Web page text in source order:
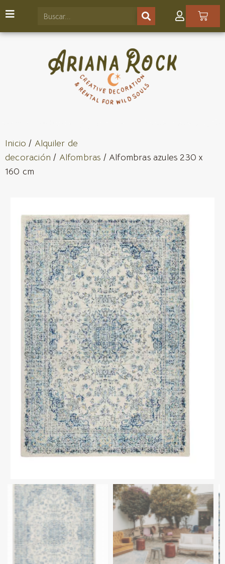
Inicio / Alquiler de
decoración / Alfombras / Alfombras azules 230 x
160 cm